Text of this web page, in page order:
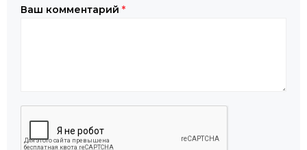
Ваш комментарий *